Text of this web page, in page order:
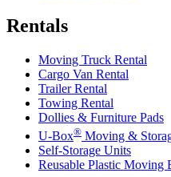
Rentals
Moving Truck Rental
Cargo Van Rental
Trailer Rental
Towing Rental
Dollies & Furniture Pads
U-Box® Moving &
Self-Storage Units
Reusable Plastic Moving